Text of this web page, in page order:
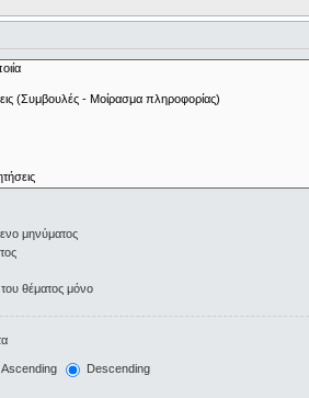
μηνύματος
θέματος μόνο
Ascending Descending